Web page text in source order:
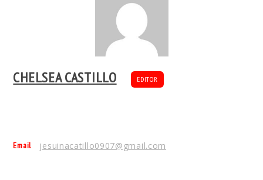
CHELSEA CASTILLO EDITOR
Email jesuinacatillo0907@gmail.com